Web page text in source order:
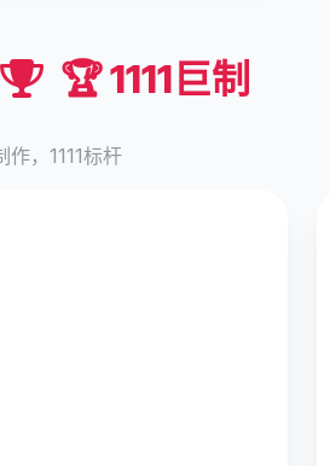
🏆 1111巨制
作，1111标杆